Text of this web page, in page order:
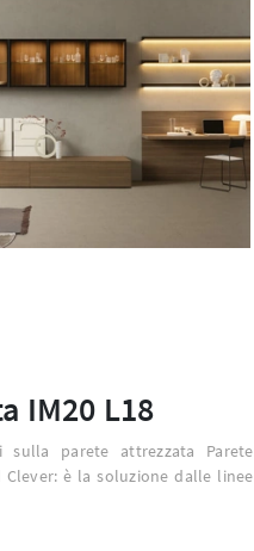
IM20 L18
parete attrezzata Parete
è la soluzione dalle linee